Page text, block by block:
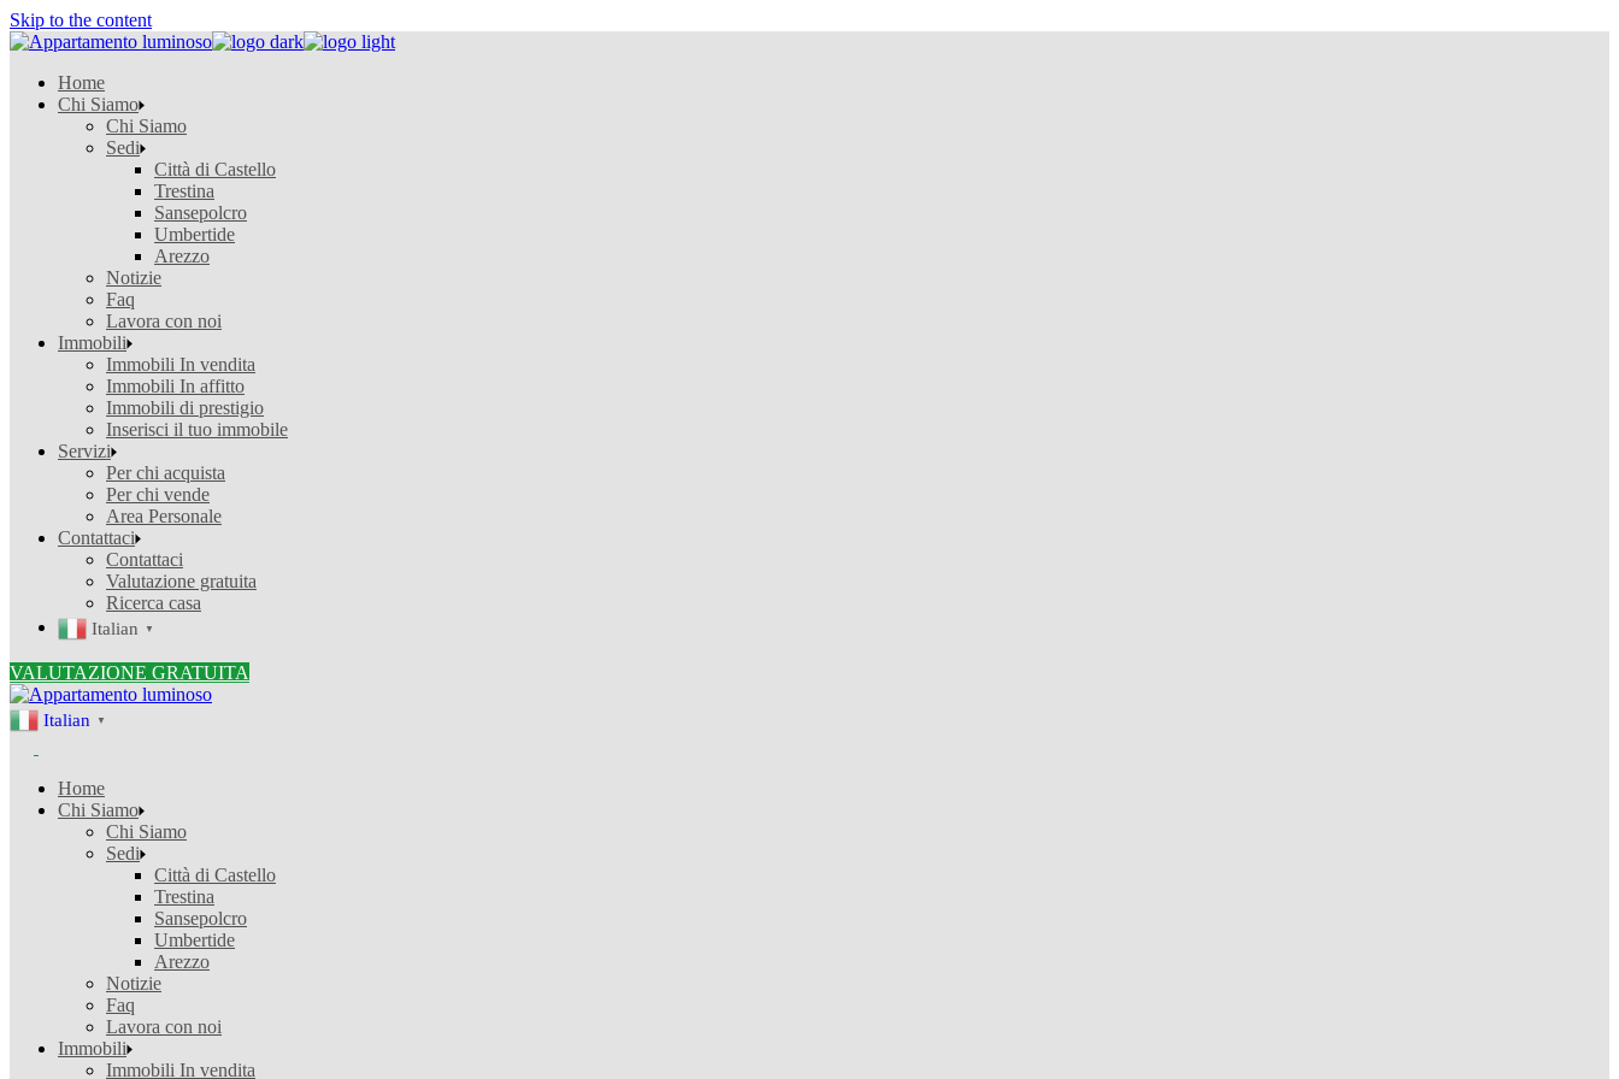
Skip to the content
Home
Chi Siamo
Chi Siamo
Sedi
Città di Castello
Trestina
Sansepolcro
Umbertide
Arezzo
Notizie
Faq
Lavora con noi
Immobili
Immobili In vendita
Immobili In affitto
Immobili di prestigio
Inserisci il tuo immobile
Servizi
Per chi acquista
Per chi vende
Area Personale
Contattaci
Contattaci
Valutazione gratuita
Ricerca casa
Italian ▼
VALUTAZIONE GRATUITA
Italian ▼
Home
Chi Siamo
Chi Siamo
Sedi
Città di Castello
Trestina
Sansepolcro
Umbertide
Arezzo
Notizie
Faq
Lavora con noi
Immobili
Immobili In vendita